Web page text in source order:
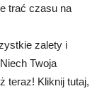
trać czasu na
zalety i
Twoja
teraz! Kliknij tutaj,